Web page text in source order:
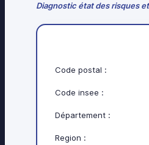
Diagnostic état des risques et
Code postal :
Code insee :
Département :
Region :